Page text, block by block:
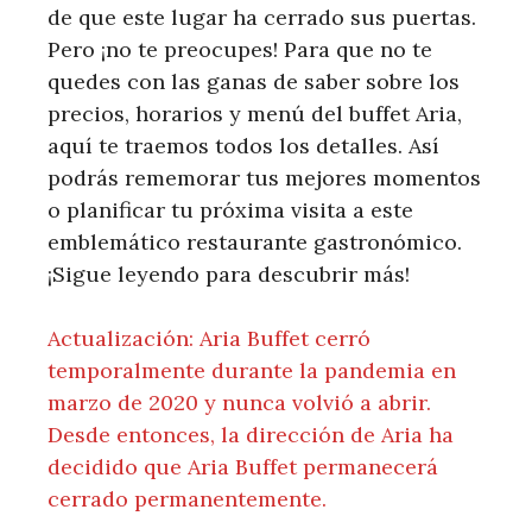
de que este lugar ha cerrado sus puertas.
Pero ¡no te preocupes! Para que no te
quedes con las ganas de saber sobre los
precios, horarios y menú del buffet Aria,
aquí te traemos todos los detalles. Así
podrás rememorar tus mejores momentos
o planificar tu próxima visita a este
emblemático restaurante gastronómico.
¡Sigue leyendo para descubrir más!
Actualización: Aria Buffet cerró
temporalmente durante la pandemia en
marzo de 2020 y nunca volvió a abrir.
Desde entonces, la dirección de Aria ha
decidido que Aria Buffet permanecerá
cerrado permanentemente.